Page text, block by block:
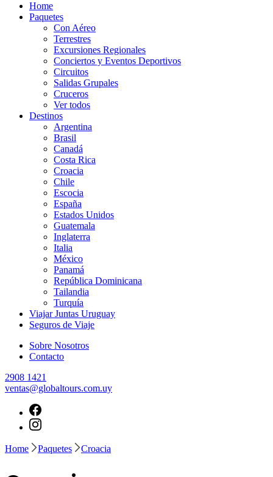
Home
Paquetes
Con Aéreo
Terrestres
Excursiones Regionales
Conciertos y Eventos Deportivos
Circuitos
Salidas Grupales
Cruceros
Ver todos
Destinos
Argentina
Brasil
Canadá
Costa Rica
Croacia
Chile
Escocia
España
Estados Unidos
Guatemala
Inglaterra
Italia
México
Panamá
República Dominicana
Tailandia
Turquía
Viajar Juntas Uruguay
Seguros de Viaje
Sobre Nosotros
Contacto
2908 1421
ventas@globaltours.com.uy
Home Paquetes Croacia